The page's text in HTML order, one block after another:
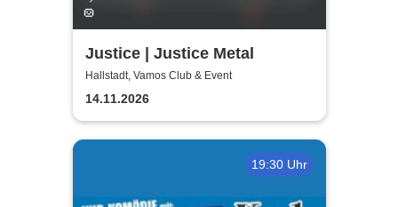
Justice | Justice Metal
Hallstadt, Vamos Club & Event
14.11.2026
19:30 Uhr